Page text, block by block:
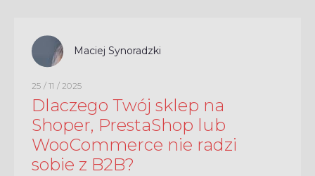
Maciej Synoradzki
25 / 11 / 2025
Dlaczego Twój sklep na
Shoper, PrestaShop lub
WooCommerce nie radzi
sobie z B2B?